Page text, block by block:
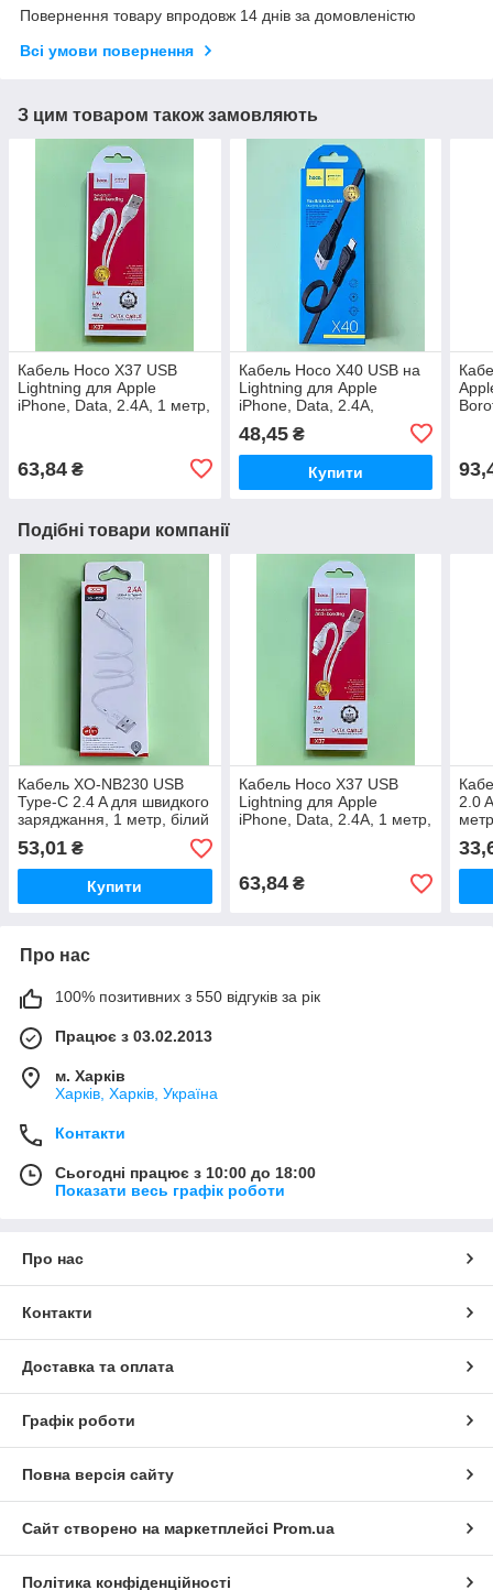
Повернення товару впродовж 14 днів за домовленістю
Всі умови повернення
З цим товаром також замовляють
Кабель Hoco X37 USB
Lightning для Apple
iPhone, Data, 2.4А, 1 метр,
63,84 ₴
Кабель Hoco X40 USB на
Lightning для Apple
iPhone, Data, 2.4А,
плоский профіль, 1 метр,
чорний
48,45₴
Купити
Подібні товари компанії
Кабель XO-NB230 USB
Type-C 2.4 A для швидкого
заряджання, 1 метр, білий
53,01 ₴
Купити
Кабель Hoco X37 USB
Lightning для Apple
iPhone, Data, 2.4А, 1 метр,
63,84₴
2.0
Про нас
100% позитивних з 550 відгуків за рік
Працює з 03.02.2013
м. Харків
Харків, Харків, Україна
Контакти
Сьогодні працює з 10:00 до 18:00
Показати весь графік роботи
Про нас
Контакти
Доставка та оплата
Графік роботи
Повна версія сайту
Сайт створено на маркетплейсі Prom.ua
Політика конфіденційності